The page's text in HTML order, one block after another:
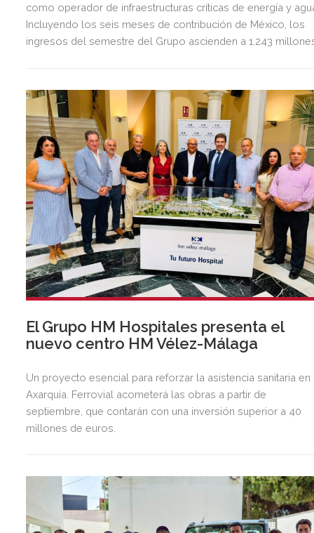
como operador de infraestructuras críticas de energía y
Incluyendo los seis meses de contribución de México, los
ingresos del semestre del Grupo ascienden a 1.243
El Grupo HM Hospitales presenta el
nuevo centro HM Vélez-Málaga
Un proyecto esencial para reforzar la asistencia sanitaria en
Axarquía. Ferrovial acometerá las obras a partir de
septiembre, que contarán con una inversión superior a 40
millones de euros.